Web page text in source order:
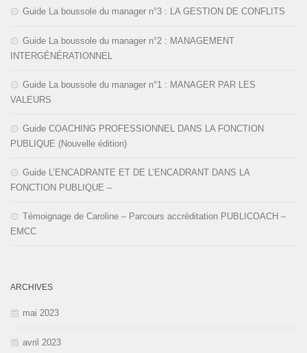
Guide La boussole du manager n°3 : LA GESTION DE CONFLITS
Guide La boussole du manager n°2 : MANAGEMENT
INTERGÉNÉRATIONNEL
Guide La boussole du manager n°1 : MANAGER PAR LES
VALEURS
Guide COACHING PROFESSIONNEL DANS LA FONCTION
PUBLIQUE (Nouvelle édition)
Guide L’ENCADRANTE ET DE L’ENCADRANT DANS LA
FONCTION PUBLIQUE –
Témoignage de Caroline – Parcours accréditation PUBLICOACH –
EMCC
ARCHIVES
mai 2023
avril 2023